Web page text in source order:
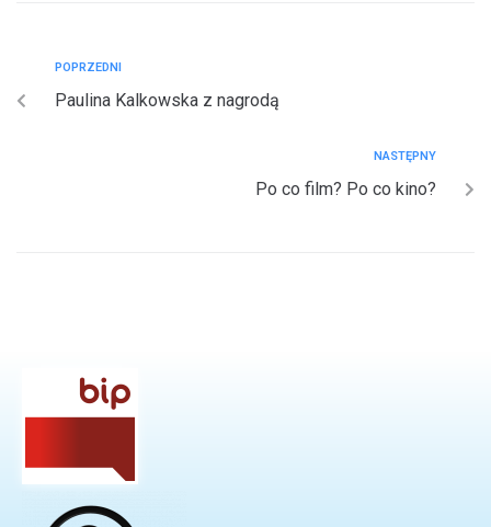
POPRZEDNI
Paulina Kalkowska z nagrodą
NASTĘPNY
Po co film? Po co kino?